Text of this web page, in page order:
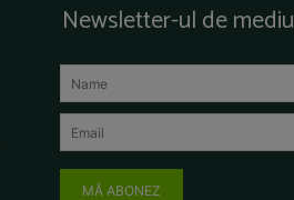
Newsletter-ul de mediu
MĂ ABONEZ